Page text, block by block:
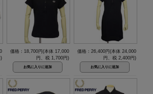
価格：18,700円(本体 17,000
円、税 1,700円)
価格：26,400円(本体 24,000
円、税 2,400円)